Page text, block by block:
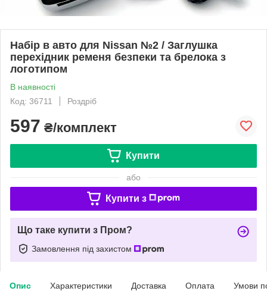
Набір в авто для Nissan №2 / Заглушка
перехідник ременя безпеки та брелока з
логотипом
В наявності
Код: 36711
Роздріб
597 ₴/комплект
Купити
або
Купити з
Що таке купити з Пром?
Замовлення під захистом
Опис Характеристики Доставка Оплата Умови